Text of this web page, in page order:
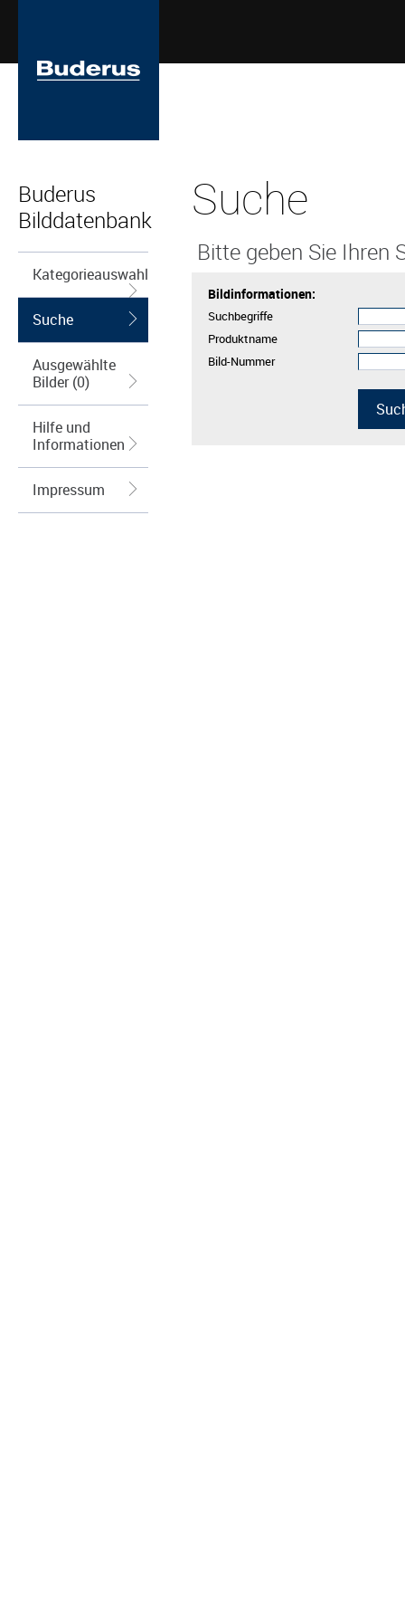
Buderus
Bilddatenbank
Kategorieauswahl
Suche
Ausgewählte
Bilder (0)
Hilfe und
Informationen
Impressum
Suche
Bitte geben Sie Ihren
Bildinformationen:
Suchbegriffe
Produktname
Bild-Nummer